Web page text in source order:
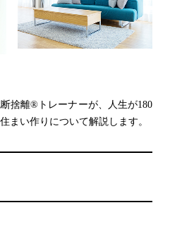
捨離®︎トレーナーが、人生が180
まい作りについて解説します。